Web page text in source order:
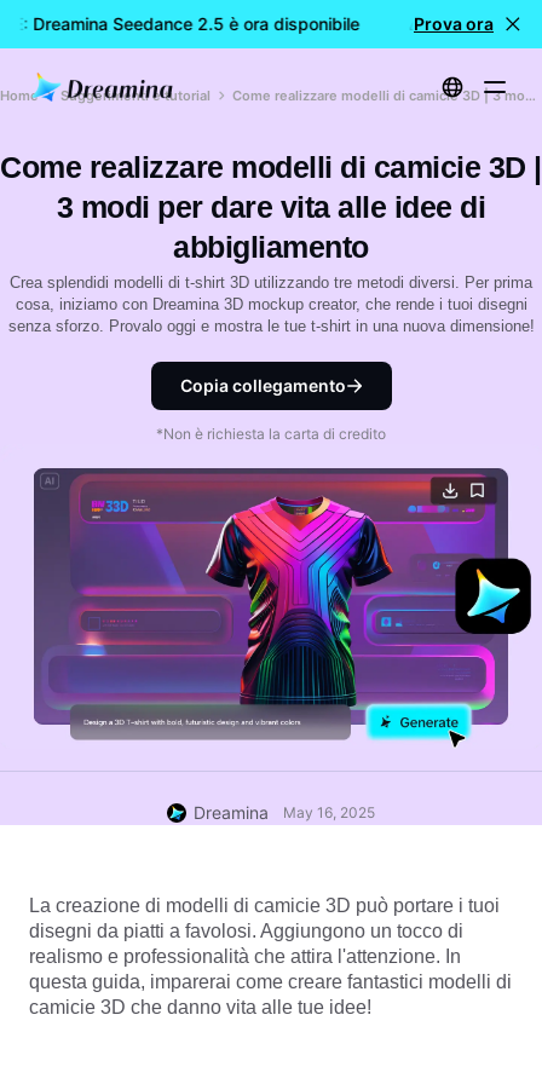
Dreamina Seedance 2.5 è ora disponibile 🎉 Nuovo
Prova ora
Home Suggerimenti e tutorial Come realizzare modelli di camicie 3D | 3 modi per dare vita alle idee di abbigliamento
Come realizzare modelli di camicie 3D |
3 modi per dare vita alle idee di
abbigliamento
Crea splendidi modelli di t-shirt 3D utilizzando tre metodi diversi. Per prima
cosa, iniziamo con Dreamina 3D mockup creator, che rende i tuoi disegni
senza sforzo. Provalo oggi e mostra le tue t-shirt in una nuova dimensione!
Copia collegamento
*Non è richiesta la carta di credito
Dreamina May 16, 2025
La creazione di modelli di camicie 3D può portare i tuoi
disegni da piatti a favolosi. Aggiungono un tocco di
realismo e professionalità che attira l'attenzione. In
questa guida, imparerai come creare fantastici modelli di
camicie 3D che danno vita alle tue idee!